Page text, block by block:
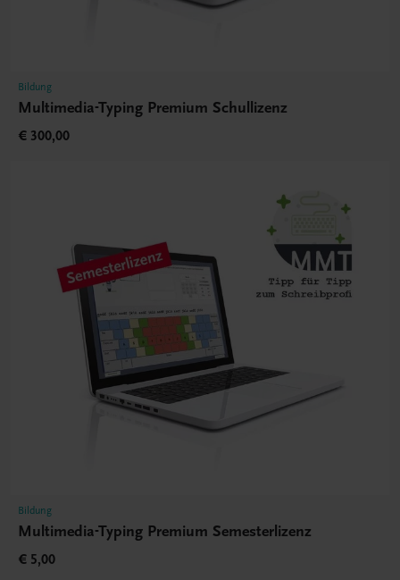
Bildung
Multimedia-Typing Premium Schullizenz
€ 300,00
Bildung
Multimedia-Typing Premium Semesterlizenz
€ 5,00